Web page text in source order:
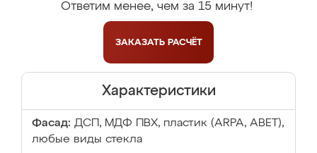
Ответим менее, чем за 15 минут!
ЗАКАЗАТЬ РАСЧЁТ
Характеристики
Фасад: ДСП, МДФ ПВХ, пластик (ARPA, ABET),
любые виды стекла